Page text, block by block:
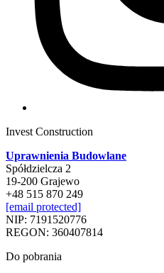
Invest Construction
Uprawnienia Budowlane
Spółdzielcza 2
19-200 Grajewo
+48 515 870 249
[email protected]
NIP: 7191520776
REGON: 360407814
Do pobrania